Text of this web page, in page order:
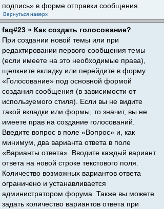
подпись» в форме отправки сообщения.
Вернуться наверх
faq#23 » Как создать голосование?
При создании новой темы или при
редактировании первого сообщения темы
(если имеете на это необходимые права),
щелкните вкладку или перейдите в форму
«Голосование» под основной формой
создания сообщения (в зависимости от
используемого стиля). Если вы не видите
такой вкладки или формы, то значит, вы не
имеете прав на создание голосований.
Введите вопрос в поле «Вопрос» и, как
минимум, два варианта ответа в поле
«Варианты ответа». Вводите каждый вариант
ответа на новой строке текстового поля.
Количество возможных вариантов ответа
ограничено и устанавливается
администратором форума. Также вы можете
задать количество вариантов ответа при